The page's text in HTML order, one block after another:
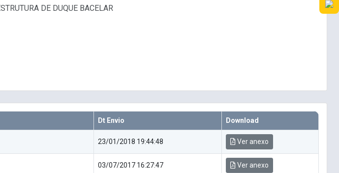
DE DUQUE BACELAR
Dt Envio Download
23/01/2018 19:44:48 Ver anexo
03/07/2017 16:27:47 Ver anexo